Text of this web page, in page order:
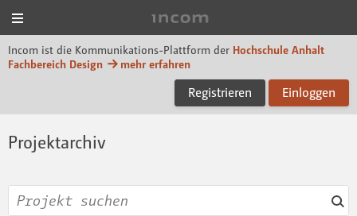
Incom ist die Kommunikations-Plattform der Hochschule Anhalt
Fachbereich Design
mehr erfahren
Registrieren Einloggen
Projektarchiv